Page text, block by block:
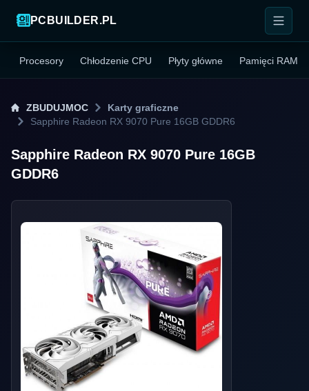
PCBUILDER.PL
Procesory Chłodzenie CPU Płyty główne Pamięci RAM
ZBUDUJMOC
Karty graficzne
Sapphire Radeon RX 9070 Pure 16GB GDDR6
Sapphire Radeon RX 9070 Pure 16GB
GDDR6